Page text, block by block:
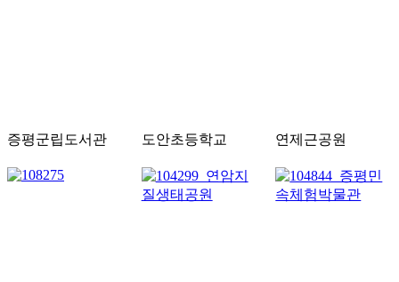
증평군립도서관 도안초등학교 연제근공원